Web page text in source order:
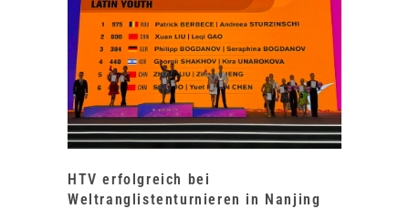
HTV erfolgreich bei
Weltranglistenturnieren in Nanjing